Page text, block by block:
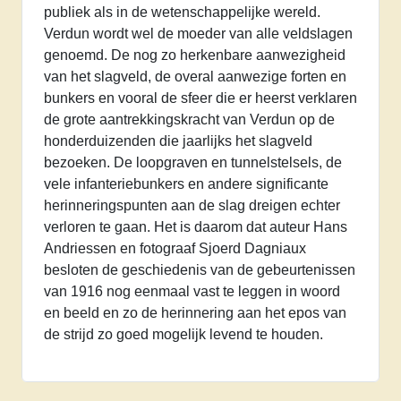
publiek als in de wetenschappelijke wereld.
Verdun wordt wel de moeder van alle veldslagen
genoemd. De nog zo herkenbare aanwezigheid
van het slagveld, de overal aanwezige forten en
bunkers en vooral de sfeer die er heerst verklaren
de grote aantrekkingskracht van Verdun op de
honderduizenden die jaarlijks het slagveld
bezoeken. De loopgraven en tunnelstelsels, de
vele infanteriebunkers en andere significante
herinneringspunten aan de slag dreigen echter
verloren te gaan. Het is daarom dat auteur Hans
Andriessen en fotograaf Sjoerd Dagniaux
besloten de geschiedenis van de gebeurtenissen
van 1916 nog eenmaal vast te leggen in woord
en beeld en zo de herinnering aan het epos van
de strijd zo goed mogelijk levend te houden.